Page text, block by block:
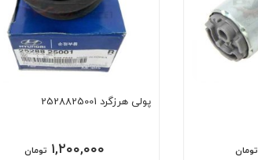
تومان
پولی هرزگرد 2528825001
۱,۲۰۰,۰۰۰ تومان